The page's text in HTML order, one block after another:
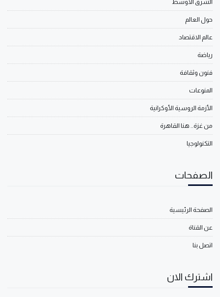
الشرق الأوسط
حول العالم
عالم الاقتصاد
رياضة
فنون وثقافة
المنوعات
الأزمة الروسية الأوكرانية
من غزة.. هنا القاهرة
التكنولوجيا
الصفحات
الصفحة الرئيسية
عن القناة
اتصل بنا
اشترك الان